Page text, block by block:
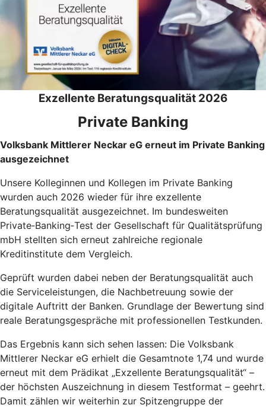
Exzellente Beratungsqualität 2026
Private Banking
Volksbank Mittlerer Neckar eG erneut im Private Banking
ausgezeichnet
Unsere Kolleginnen und Kollegen im Private Banking
wurden auch 2026 wieder für ihre exzellente
Beratungsqualität ausgezeichnet. Im bundesweiten
Private‑Banking‑Test der Gesellschaft für Qualitätsprüfung
mbH stellten sich erneut zahlreiche regionale
Kreditinstitute dem Vergleich.
Geprüft wurden dabei neben der Beratungsqualität auch
die Serviceleistungen, die Nachbetreuung sowie der
digitale Auftritt der Banken. Grundlage der Bewertung sind
reale Beratungsgespräche mit professionellen Testkunden.
Das Ergebnis kann sich sehen lassen: Die Volksbank
Mittlerer Neckar eG erhielt die Gesamtnote 1,74 und wurde
erneut mit dem Prädikat „Exzellente Beratungsqualität“ –
der höchsten Auszeichnung in diesem Testformat – geehrt.
Damit zählen wir weiterhin zur Spitzengruppe der